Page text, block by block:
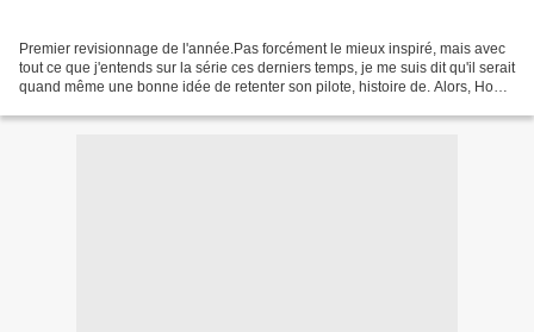
Premier revisionnage de l'année.Pas forcément le mieux inspiré, mais avec
tout ce que j'entends sur la série ces derniers temps, je me suis dit qu'il serait
quand même une bonne idée de retenter son pilote, histoire de. Alors, How I